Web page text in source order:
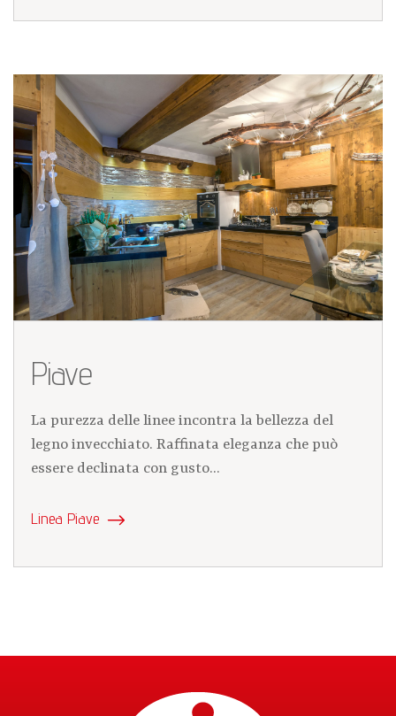
Piave
La purezza delle linee incontra la bellezza del
legno invecchiato. Raffinata eleganza che può
essere declinata con gusto...
Linea Piave